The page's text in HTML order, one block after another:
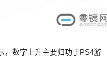
，数字上升主要归功于PS4游